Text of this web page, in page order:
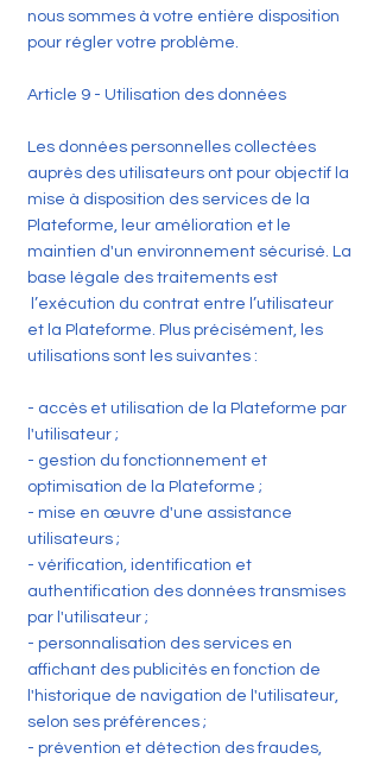
nous sommes à votre entière disposition
pour régler votre problème.
Article 9 - Utilisation des données
Les données personnelles collectées
auprès des utilisateurs ont pour objectif la
mise à disposition des services de la
Plateforme, leur amélioration et le
maintien d'un environnement sécurisé. La
base légale des traitements est
l’exécution du contrat entre l’utilisateur
et la Plateforme. Plus précisément, les
utilisations sont les suivantes :
- accès et utilisation de la Plateforme par
l'utilisateur ;
- gestion du fonctionnement et
optimisation de la Plateforme ;
- mise en œuvre d'une assistance
utilisateurs ;
- vérification, identification et
authentification des données transmises
par l'utilisateur ;
- personnalisation des services en
affichant des publicités en fonction de
l'historique de navigation de l'utilisateur,
selon ses préférences ;
- prévention et détection des fraudes,